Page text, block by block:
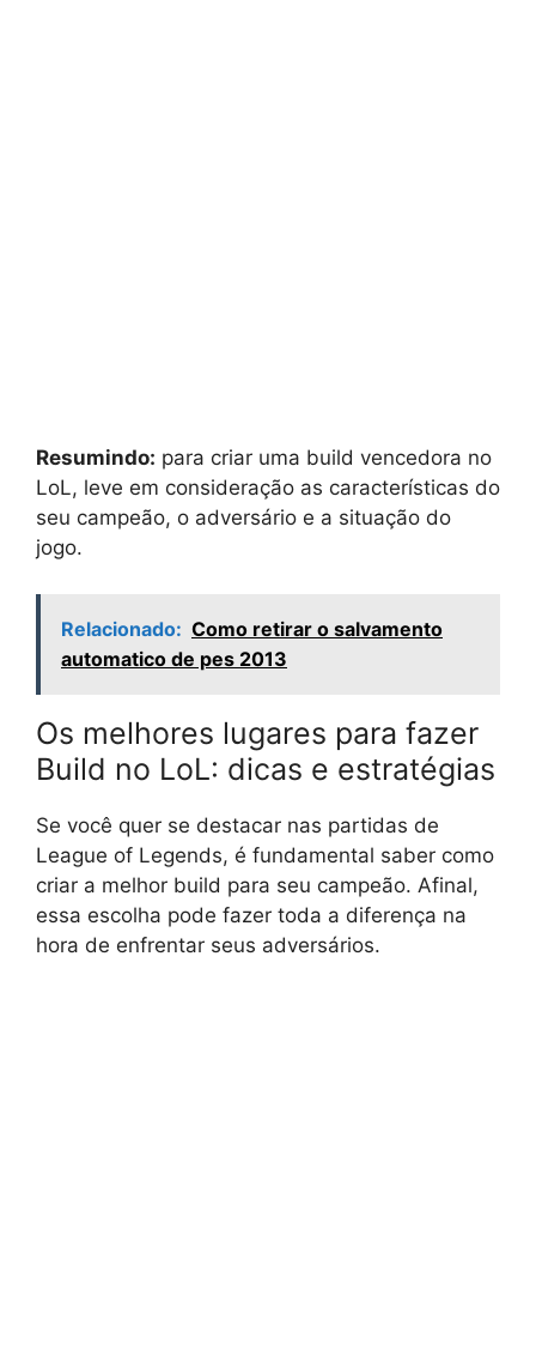
Resumindo: para criar uma build vencedora no
LoL, leve em consideração as características do
seu campeão, o adversário e a situação do
jogo.
Relacionado: Como retirar o salvamento
automatico de pes 2013
Os melhores lugares para fazer
Build no LoL: dicas e estratégias
Se você quer se destacar nas partidas de
League of Legends, é fundamental saber como
criar a melhor build para seu campeão. Afinal,
essa escolha pode fazer toda a diferença na
hora de enfrentar seus adversários.